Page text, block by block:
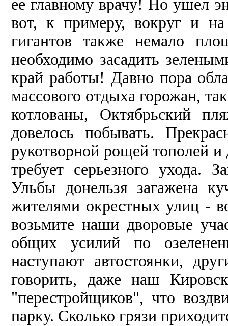
ее главному врачу! Но ушел
вот, к примеру, вокруг и
гигантов также немало
необходимо засадить
край работы! Давно пора
массового отдыха горожан,
котлованы, Октябрьский
довелось побывать.
рукотворной рощей тополей и
требует серьезного ухода.
Ульбы донельзя загажена
жителями окрестных улиц -
возьмите наши дворовые
общих усилий по
наступают автостоянки,
говорить, даже наш
"перестройщиков", что
парку. Сколько грязи